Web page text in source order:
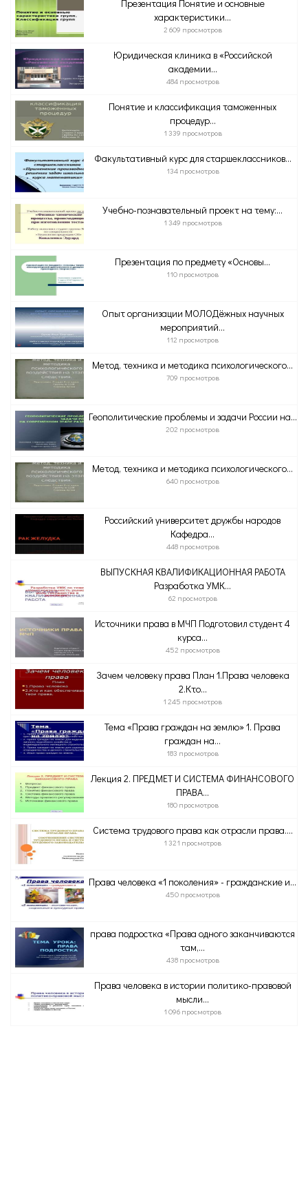
Презентация Понятие и основные
характеристики...
2 609 просмотров
Юридическая клиника в «Российской
академии...
484 просмотров
Понятие и классификация таможенных
процедур...
1 339 просмотров
Факультативный курс для старшеклассников...
134 просмотров
Учебно-познавательный проект на тему:...
1 349 просмотров
Презентация по предмету «Основы...
110 просмотров
Опыт организации МОЛОДёжных научных
мероприятий...
112 просмотров
Метод, техника и методика психологического...
709 просмотров
Геополитические проблемы и задачи России на...
202 просмотров
Метод, техника и методика психологического...
640 просмотров
Российский университет дружбы народов
Кафедра...
448 просмотров
ВЫПУСКНАЯ КВАЛИФИКАЦИОННАЯ РАБОТА
Разработка УМК...
62 просмотров
Источники права в МЧП Подготовил студент 4
курса...
452 просмотров
Зачем человеку права План 1.Права человека
2.Кто...
1 245 просмотров
Тема «Права граждан на землю» 1. Права
граждан на...
183 просмотров
Лекция 2. ПРЕДМЕТ И СИСТЕМА ФИНАНСОВОГО
ПРАВА...
180 просмотров
Система трудового права как отрасли права....
1 321 просмотров
Права человека «1 поколения» - гражданские и...
450 просмотров
права подростка «Права одного заканчиваются
там,...
438 просмотров
Права человека в истории политико-правовой
мысли...
1 096 просмотров